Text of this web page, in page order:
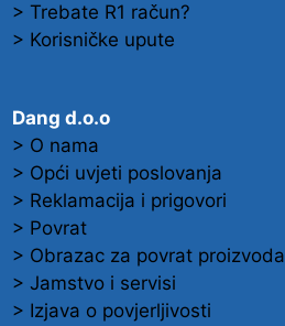
> Trebate R1 račun?
> Korisničke upute
Dang d.o.o
> O nama
> Opći uvjeti poslovanja
> Reklamacija i prigovori
> Povrat
> Obrazac za povrat proizvoda
> Jamstvo i servisi
> Izjava o povjerljivosti